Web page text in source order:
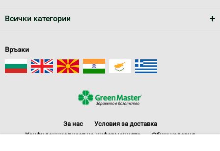
Всички категории
Връзки
За нас
Условия за доставка
Конфиденциалност на информацията
Общи условия